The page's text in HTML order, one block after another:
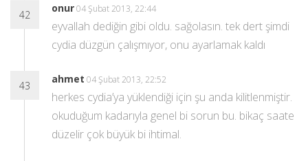
42
onur04 Şubat 2013, 22:44
eyvallah dediğin gibi oldu. sağolasın. tek dert şimdi
cydia düzgün çalışmıyor, onu ayarlamak kaldı
43
ahmet 04 Şubat 2013, 22:52
herkes cydia’ya yüklendiği için şu anda kilitlenmiştir.
okuduğum kadarıyla genel bi sorun bu. bikaç saate
düzelir çok büyük bi ihtimal.